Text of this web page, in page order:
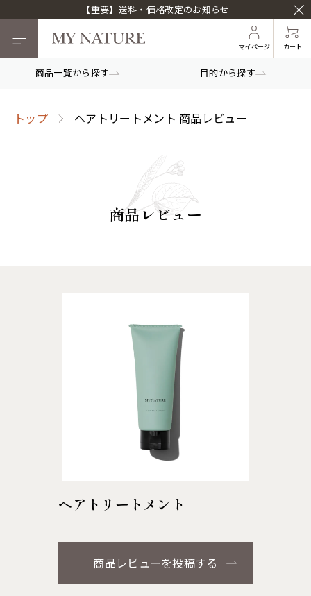
【重要】送料・価格改定のお知らせ
マイページ カート
商品一覧から探す 目的から探す
トップ ヘアトリートメント 商品レビュー
商品レビュー
ヘアトリートメント
商品レビューを投稿する